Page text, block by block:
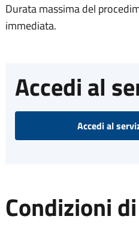
Durata massima del
immediata.
Accedi al
Accedi al
Condizioni